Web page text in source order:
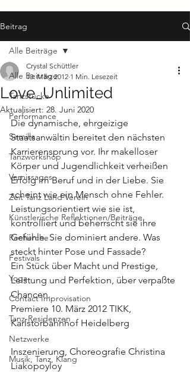
Beitrag
Alle Beiträge
Tanzstücke
Performance
Semilla
Tanzworkshop
Vernissages
Zeit Tanz Land Verein
Künstlerische Reflektionen/Beiträge
Recherche
Festivals
Yoga
Contact Improvisation
Tanz-Residenzen
Netzwerke
Musik, Tanz, Klang
Alle Beiträge
Love_Unlimited
Crystal Schüttler
10. März 2012 1 Min. Lesezeit
Aktualisiert: 28. Juni 2020
Die dynamische, ehrgeizige
Staatsanwältin bereitet den nächsten
Karrierensprung vor. Ihr makelloser
Körper und Jugendlichkeit verheißen
Erfolg im Beruf und in der Liebe. Sie
scheint wie ein Mensch ohne Fehler.
Leistungsorientiert wie sie ist,
kontrolliert und beherrscht sie ihre
Gefühle. Sie dominiert andere. Was
steckt hinter Pose und Fassade?
Ein Stück über Macht und Prestige,
Leistung und Perfektion, über verpaßte
Chancen.
Premiere 10. März 2012 TIKK,
Karlstorbahnhof Heidelberg
Inszenierung, Choreografie Christina
Liakopoyloy